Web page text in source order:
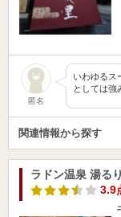
匿名
いわゆるス
としては強
関連情報から探す
ラドン温泉 湯る
3.9